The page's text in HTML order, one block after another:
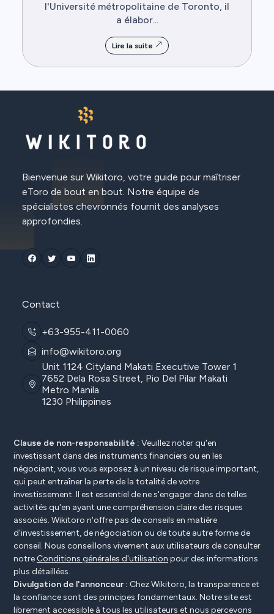
l'Université métropolitaine de Toronto, il
a élabor...
Lire la suite
Bienvenue sur Wikitoro, votre guide pour maîtriser
eToro de bout en bout. Notre équipe de
spécialistes chevronnés fournit des analyses
approfondies.
Contact
+63-955-411-0060
info@wikitoro.org
Unit 1124 Cityland Makati Executive Tower 1
7652 Dela Rosa Street, Pio Del Pilar Makati
Metro Manila
1230 Philippines
Clause de non-responsabilité : Veuillez noter qu'en
investissant dans des instruments financiers ou en les
négociant, vous vous exposez à un niveau de risque important,
qui peut entraîner la perte de la totalité de votre
investissement. Il est essentiel de ne s'engager dans de telles
activités qu'en ayant une compréhension claire des risques
associés. Wikitoro n'offre pas de conseils en matière
d'investissement, de négociation ou de toute autre forme de
conseil. Nous conseillons vivement aux utilisateurs de consulter
notre Conditions générales d'utilisation pour des informations
plus détaillées.
Divulgation de l'annonceur : Chez Wikitoro, la transparence et
la confiance sont des principes fondamentaux. Notre site est
librement accessible à tous les utilisateurs et nous percevons